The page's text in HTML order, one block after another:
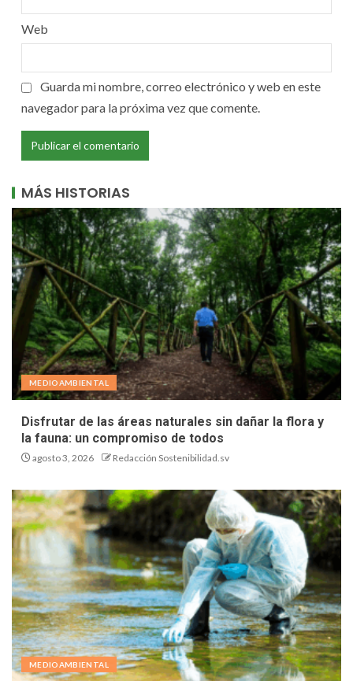
Web
Guarda mi nombre, correo electrónico y web en este
navegador para la próxima vez que comente.
MÁS HISTORIAS
MEDIOAMBIENTAL
Disfrutar de las áreas naturales sin dañar la flora y
la fauna: un compromiso de todos
agosto 3, 2026 Redacción Sostenibilidad.sv
MEDIOAMBIENTAL